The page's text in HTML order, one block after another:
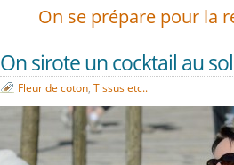
On se prépare pour la
On sirote un cocktail au
Fleur de coton, Tissus etc..